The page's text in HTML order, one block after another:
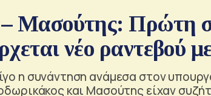
Μασούτης: Πρώτη
νέο ραντεβού
η συνάντηση ανάμεσα στον
και Μασούτης είχαν